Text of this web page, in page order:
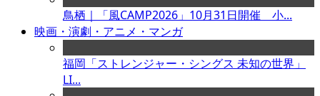
鳥栖｜「風CAMP2026」10月31日開催 小...
映画・演劇・アニメ・マンガ
福岡「ストレンジャー・シングス 未知の世界」
LI...